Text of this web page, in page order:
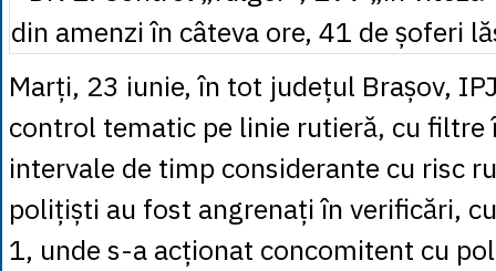
= 0.0425
1 RUB= 0.0530
1 TRY= 0.1141
1 UAH= 0.1048
1 XDR = 5.9383
1 ZAR= 0.2318
Marți, 23 iunie, în tot județul Brașov,
control tematic pe linie rutieră, cu filtre
intervale de timp considerante cu risc
polițiști au fost angrenați în verificări,
1, unde s-a acționat concomitent cu